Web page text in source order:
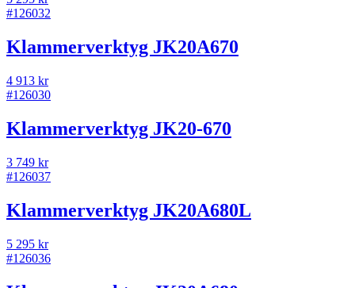
#126032
Klammerverktyg JK20A670
4 913 kr
#126030
Klammerverktyg JK20-670
3 749 kr
#126037
Klammerverktyg JK20A680L
5 295 kr
#126036